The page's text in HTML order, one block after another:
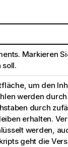
Markieren
soll.
um den
werden
durch
erhalten.
werden,
geht die